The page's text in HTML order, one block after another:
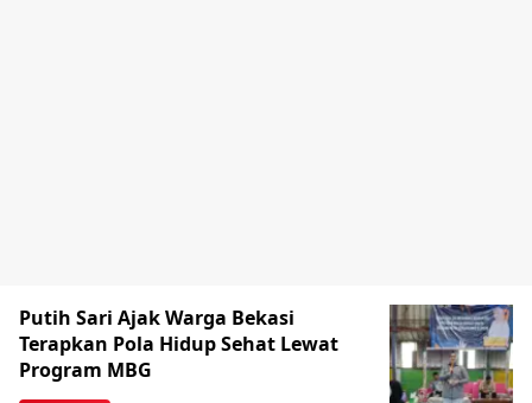
Putih Sari Ajak Warga Bekasi
Terapkan Pola Hidup Sehat Lewat
Program MBG